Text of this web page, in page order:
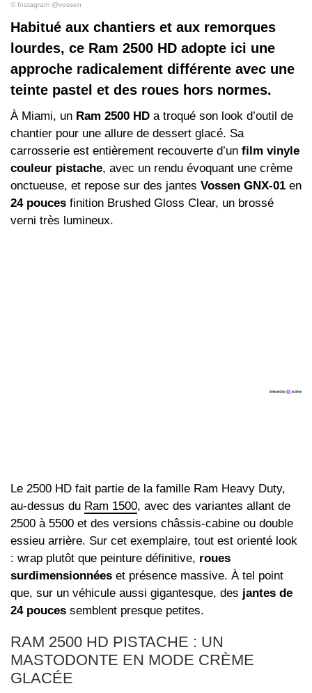
© Instagram @vossen
Habitué aux chantiers et aux remorques
lourdes, ce Ram 2500 HD adopte ici une
approche radicalement différente avec une
teinte pastel et des roues hors normes.
À Miami, un Ram 2500 HD a troqué son look d’outil de
chantier pour une allure de dessert glacé. Sa
carrosserie est entièrement recouverte d’un film vinyle
couleur pistache, avec un rendu évoquant une crème
onctueuse, et repose sur des jantes Vossen GNX-01 en
24 pouces finition Brushed Gloss Clear, un brossé
verni très lumineux.
Le 2500 HD fait partie de la famille Ram Heavy Duty,
au-dessus du Ram 1500, avec des variantes allant de
2500 à 5500 et des versions châssis-cabine ou double
essieu arrière. Sur cet exemplaire, tout est orienté look
: wrap plutôt que peinture définitive, roues
surdimensionnées et présence massive. À tel point
que, sur un véhicule aussi gigantesque, des jantes de
24 pouces semblent presque petites.
RAM 2500 HD PISTACHE : UN
MASTODONTE EN MODE CRÈME
GLACÉE